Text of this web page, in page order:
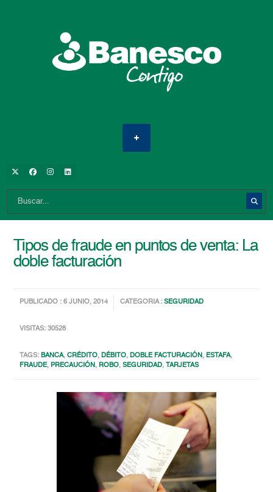
Tipos de fraude en puntos de venta: La
doble facturación
PUBLICADO : 6 JUNIO, 2014 CATEGORIA :SEGURIDAD
VISITAS: 30528
TAGS:BANCA,CRÉDITO,DÉBITO,DOBLE FACTURACIÓN, ESTAFA,
FRAUDE, PRECAUCIÓN, ROBO,SEGURIDAD, TARJETAS